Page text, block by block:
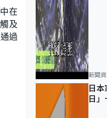
在
及
過
新聞
日
日